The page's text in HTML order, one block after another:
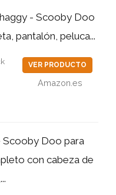
- Scooby Doo
pantalón, peluca...
VER PRODUCTO
Amazon.es
Scooby Doo para
con cabeza de